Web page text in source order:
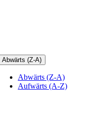
Abwärts (Z-A)
Abwärts (Z-A)
Aufwärts (A-Z)